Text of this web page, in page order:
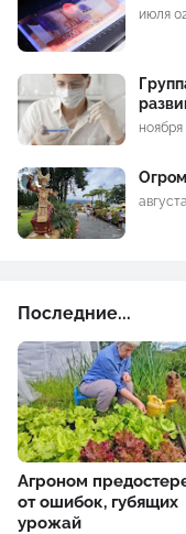
июля
ноября
Последние...
Агроном
от ошибок, губящих
урожай